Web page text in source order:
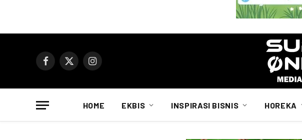
Facebook
X
Instagram
HOME EKBIS INSPIRASI BISNIS HOREKA